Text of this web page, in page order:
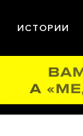
ИСТОРИИ